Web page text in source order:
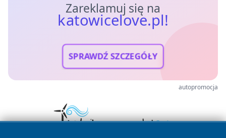
Zareklamuj się na
katowicelove.pl!
SPRAWDŹ SZCZEGÓŁY
autopromocja